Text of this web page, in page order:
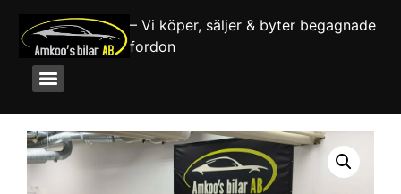
– Vi köper, säljer & byter begagnade
fordon